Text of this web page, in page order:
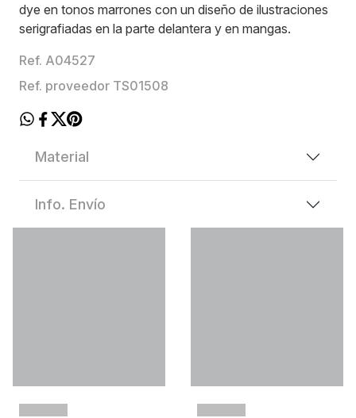
dye en tonos marrones con un diseño de ilustraciones
serigrafiadas en la parte delantera y en mangas.
Ref. A04527
Ref. proveedor TS01508
Material
Info. Envío